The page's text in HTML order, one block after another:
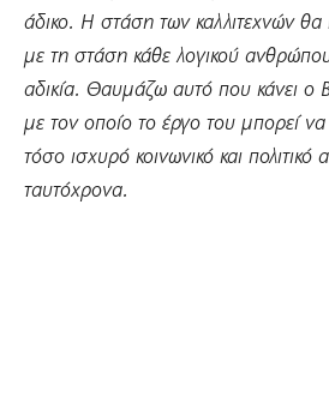
άδικο. Η στάση των καλλιτεχνών θα
με τη στάση κάθε λογικού
αδικία. Θαυμάζω αυτό που κάνει ο
με τον οποίο το έργο του μπορεί
τόσο ισχυρό κοινωνικό και
ταυτόχρονα.